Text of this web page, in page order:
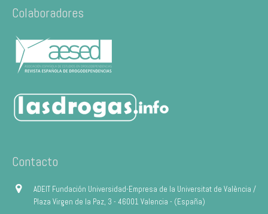
Colaboradores
Contacto
ADEIT Fundación Universidad-Empresa de la Universitat de València /
Plaza Virgen de la Paz, 3 - 46001 Valencia - (España)